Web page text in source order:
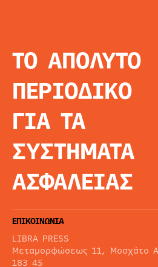
ΤΟ ΑΠΟΛΥΤΟ
ΠΕΡΙΟΔΙΚΟ
ΓΙΑ ΤΑ
ΣΥΣΤΗΜΑΤΑ
ΑΣΦΑΛΕΙΑΣ
ΕΠΙΚΟΙΝΩΝΙΑ
LIBRA PRESS
Μεταμορφώσεως 11, Μοσχάτο
183 45